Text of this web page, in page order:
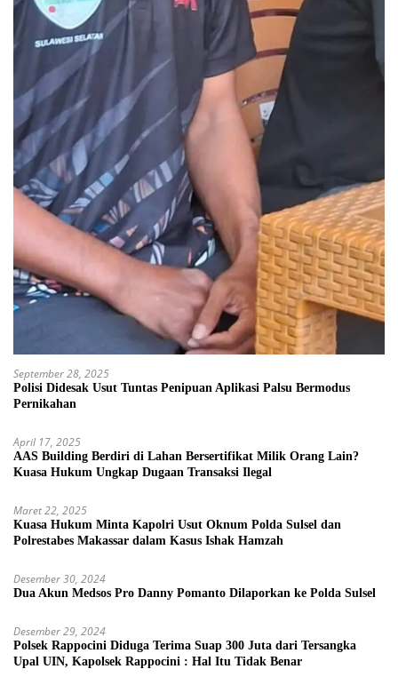
September 28, 2025
Polisi Didesak Usut Tuntas Penipuan Aplikasi Palsu Bermodus
Pernikahan
April 17, 2025
AAS Building Berdiri di Lahan Bersertifikat Milik Orang Lain?
Kuasa Hukum Ungkap Dugaan Transaksi Ilegal
Maret 22, 2025
Kuasa Hukum Minta Kapolri Usut Oknum Polda Sulsel dan
Polrestabes Makassar dalam Kasus Ishak Hamzah
Desember 30, 2024
Dua Akun Medsos Pro Danny Pomanto Dilaporkan ke Polda Sulsel
Desember 29, 2024
Polsek Rappocini Diduga Terima Suap 300 Juta dari Tersangka
Upal UIN, Kapolsek Rappocini : Hal Itu Tidak Benar